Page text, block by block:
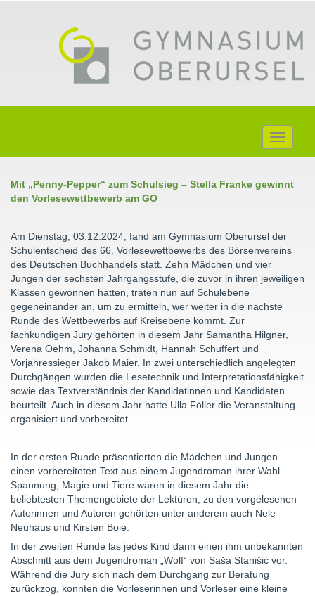
Toggle
Mit „Penny-Pepper“ zum Schulsieg – Stella Franke gewinnt
den Vorlesewettbewerb am GO
Am Dienstag, 03.12.2024, fand am Gymnasium Oberursel der
Schulentscheid des 66. Vorlesewettbewerbs des Börsenvereins
des Deutschen Buchhandels statt. Zehn Mädchen und vier
Jungen der sechsten Jahrgangsstufe, die zuvor in ihren jeweiligen
Klassen gewonnen hatten, traten nun auf Schulebene
gegeneinander an, um zu ermitteln, wer weiter in die nächste
Runde des Wettbewerbs auf Kreisebene kommt. Zur
fachkundigen Jury gehörten in diesem Jahr Samantha Hilgner,
Verena Oehm, Johanna Schmidt, Hannah Schuffert und
Vorjahressieger Jakob Maier. In zwei unterschiedlich angelegten
Durchgängen wurden die Lesetechnik und Interpretationsfähigkeit
sowie das Textverständnis der Kandidatinnen und Kandidaten
beurteilt. Auch in diesem Jahr hatte Ulla Föller die Veranstaltung
organisiert und vorbereitet.
In der ersten Runde präsentierten die Mädchen und Jungen
einen vorbereiteten Text aus einem Jugendroman ihrer Wahl.
Spannung, Magie und Tiere waren in diesem Jahr die
beliebtesten Themengebiete der Lektüren, zu den vorgelesenen
Autorinnen und Autoren gehörten unter anderem auch Nele
Neuhaus und Kirsten Boie.
In der zweiten Runde las jedes Kind dann einen ihm unbekannten
Abschnitt aus dem Jugendroman „Wolf“ von Saša Stanišić vor.
Während die Jury sich nach dem Durchgang zur Beratung
zurückzog, konnten die Vorleserinnen und Vorleser eine kleine